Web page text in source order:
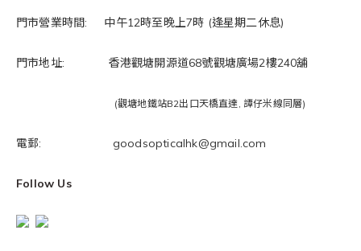
門市營業時間: 中午12時至晚上7時 (逢星期二休息)
門市地址: 香港觀塘開源道68號觀塘廣場2樓240舖
(觀塘地鐵站B2出口天橋直達, 譚仔米線同層)
電郵: goodsopticalhk@gmail.com
Follow Us